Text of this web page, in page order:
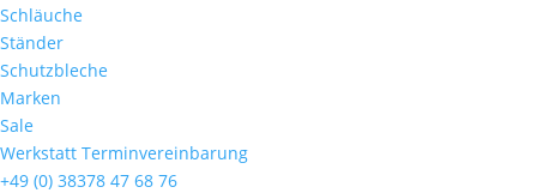
Schläuche
Ständer
Schutzbleche
Marken
Sale
Werkstatt Terminvereinbarung
+49 (0) 38378 47 68 76